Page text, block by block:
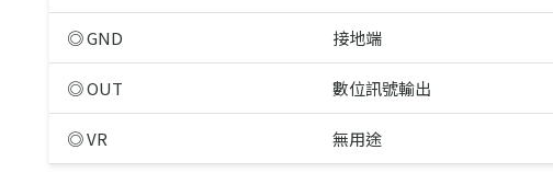
◎ GND 接地端
◎ OUT 數位訊號輸出
◎ VR 無用途